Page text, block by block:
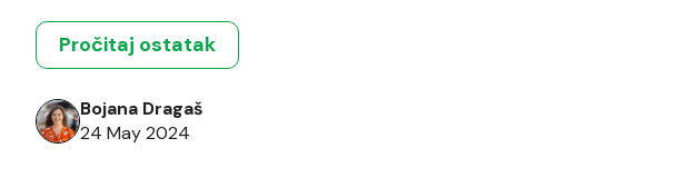
najveću, podignemo naslagane palačinke iznad najveće (uključujući i […]
Pročitaj ostatak
Bojana Dragaš
24 May 2024